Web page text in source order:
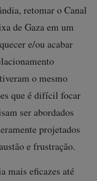
retomar o Canal
de Gaza em um
e/ou acabar
o mesmo
que é difícil focar
ser abordados
projetados
e frustração.
mais eficazes até